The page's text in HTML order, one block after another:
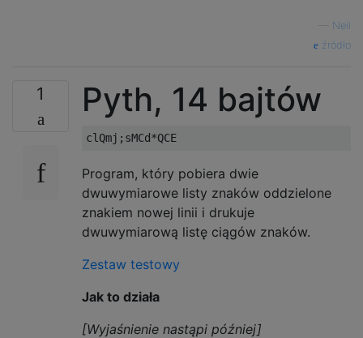
Neil
źródło
1 Pyth, 14 bajtów
Program, który pobiera dwie
dwuwymiarowe listy znaków oddzielone
znakiem nowej linii i drukuje
dwuwymiarową listę ciągów znaków.
Zestaw testowy
Jak to działa
[Wyjaśnienie nastąpi później]